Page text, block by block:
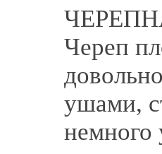
Череп
ушами,
немного